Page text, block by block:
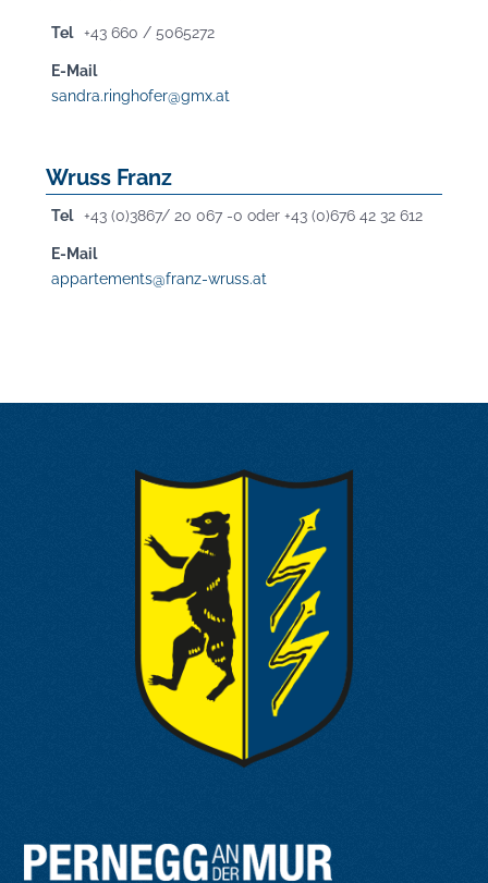
Tel +43 660 / 5065272
E-Mail
sandra.ringhofer@gmx.at
Wruss Franz
Tel +43 (0)3867/ 20 067 -0 oder +43 (0)676 42 32 612
E-Mail
appartements@franz-wruss.at